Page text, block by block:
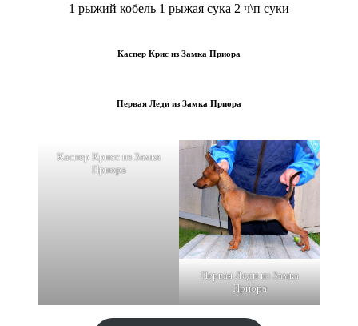
1 рыжий кобель 1 рыжая сука 2 ч\п суки
Каспер Крис из Замка Приора
Первая Леди из Замка Приора
Каспер Крисс из Замка
Приора
Первая Леди из Замка
Приора